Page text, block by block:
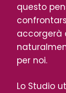
questo
accorgerà
per noi.
Lo Studio